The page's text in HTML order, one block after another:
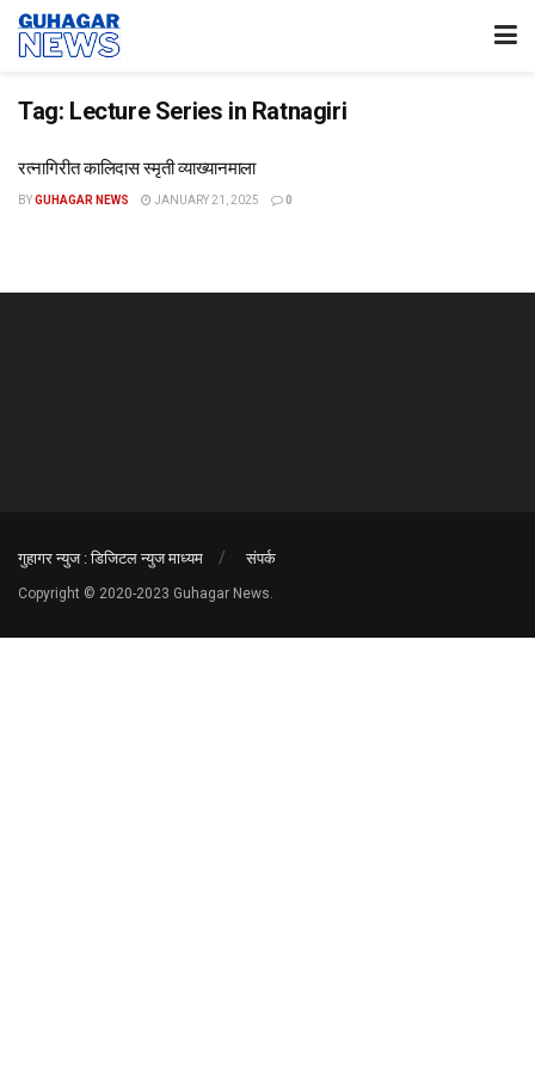
Tag: Lecture Series in Ratnagiri
रत्नागिरीत कालिदास स्मृती व्याख्यानमाला
BYGUHAGAR NEWS JANUARY 21, 2025 0
गुहागर न्युज : डिजिटल न्युज माध्यम संपर्क
Copyright © 2020-2023 Guhagar News.